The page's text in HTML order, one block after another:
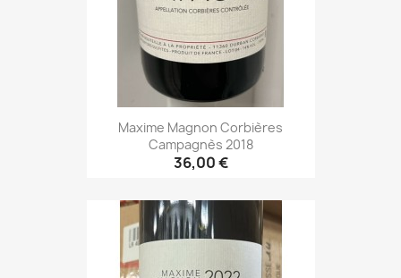
Maxime Magnon Corbières
Campagnès 2018
36,00 €